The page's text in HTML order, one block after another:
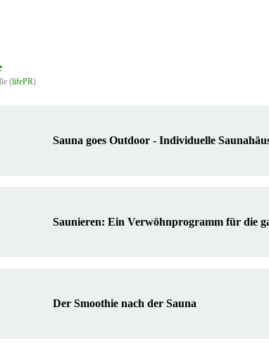
(lifePR)
Sauna goes Outdoor - Individuelle
Saunieren: Ein Verwöhnprogramm für die
Der Smoothie nach der Sauna